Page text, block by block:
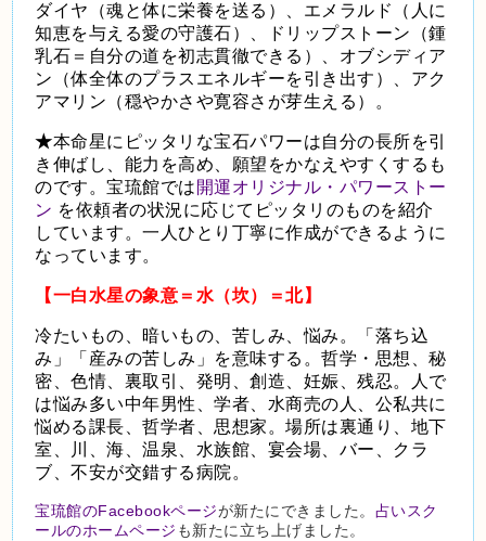
ダイヤ（魂と体に栄養を送る）、エメラルド（人に
知恵を与える愛の守護石）、ドリップストーン（鍾
乳石＝自分の道を初志貫徹できる）、オブシディア
ン（体全体のプラスエネルギーを引き出す）、アク
アマリン（穏やかさや寛容さが芽生える）。
★本命星にピッタリな宝石パワーは自分の長所を引
き伸ばし、能力を高め、願望をかなえやすくするも
のです。宝琉館では 開運オリジナル・パワーストー
ン を依頼者の状況に応じてピッタリのものを紹介
しています。一人ひとり丁寧に作成ができるように
なっています。
【一白水星の象意＝水（坎）＝北】
冷たいもの、暗いもの、苦しみ、悩み。「落ち込
み」「産みの苦しみ」を意味する。哲学・思想、秘
密、色情、裏取引、発明、創造、妊娠、残忍。人で
は悩み多い中年男性、学者、水商売の人、公私共に
悩める課長、哲学者、思想家。場所は裏通り、地下
室、川、海、温泉、水族館、宴会場、バー、クラ
ブ、不安が交錯する病院。
宝琉館のFacebookページが新たにできました。 占いスク
ールのホームページ も新たに立ち上げました。